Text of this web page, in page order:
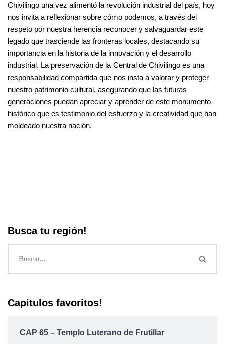
Chivilingo una vez alimentó la revolución industrial del país, hoy
nos invita a reflexionar sobre cómo podemos, a través del
respeto por nuestra herencia reconocer y salvaguardar este
legado que trasciende las fronteras locales, destacando su
importancia en la historia de la innovación y el desarrollo
industrial. La preservación de la Central de Chivilingo es una
responsabilidad compartida que nos insta a valorar y proteger
nuestro patrimonio cultural, asegurando que las futuras
generaciones puedan apreciar y aprender de este monumento
histórico que es testimonio del esfuerzo y la creatividad que han
moldeado nuestra nación.
Busca tu región!
Capitulos favoritos!
CAP 65 – Templo Luterano de Frutillar